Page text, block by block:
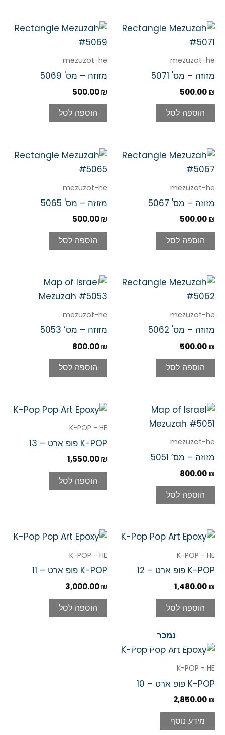
mezuzot-he
מזוזה – מס' 5071
500.00₪
הוספה לסל
mezuzot-he
מזוזה – מס' 5069
500.00₪
הוספה לסל
mezuzot-he
מזוזה – מס' 5067
500.00₪
הוספה לסל
mezuzot-he
מזוזה – מס' 5065
500.00₪
הוספה לסל
mezuzot-he
מזוזה – מס' 5062
500.00₪
הוספה לסל
mezuzot-he
מזוזה – מס’ 5053
800.00₪
הוספה לסל
mezuzot-he
מזוזה – מס’ 5051
800.00₪
הוספה לסל
K-POP - HE
K-POP פופ ארט – 13
1,550.00₪
הוספה לסל
K-POP - HE
K-POP פופ ארט – 12
1,480.00₪
הוספה לסל
K-POP - HE
K-POP פופ ארט – 11
3,000.00₪
הוספה לסל
נמכר
K-POP - HE
K-POP פופ ארט – 10
2,850.00₪
מידע נוסף